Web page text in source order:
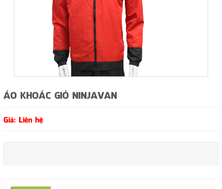
ÁO KHOÁC GIÓ NINJAVAN
Giá: Liên hệ